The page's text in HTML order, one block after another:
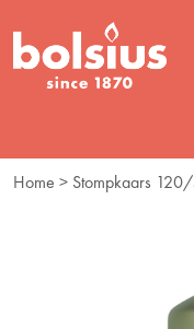
Home > Stompkaars